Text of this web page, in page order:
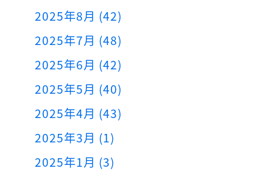
2025年8月 (42)
2025年7月 (48)
2025年6月 (42)
2025年5月 (40)
2025年4月 (43)
2025年3月 (1)
2025年1月 (3)